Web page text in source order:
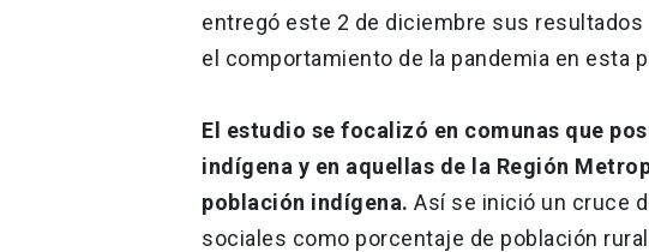
entregó este 2 de diciembre sus
el comportamiento de la pandemia en esta
El estudio se focalizó en comunas que
indígena y en aquellas de la Región
población indígena. Así se inició un cruce
sociales como porcentaje de población